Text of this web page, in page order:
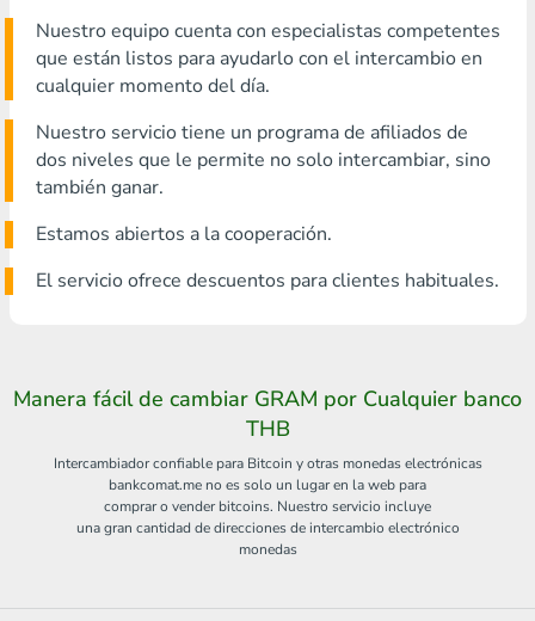
Nuestro equipo cuenta con especialistas competentes
que están listos para ayudarlo con el intercambio en
cualquier momento del día.
Nuestro servicio tiene un programa de afiliados de
dos niveles que le permite no solo intercambiar, sino
también ganar.
Estamos abiertos a la cooperación.
El servicio ofrece descuentos para clientes habituales.
Manera fácil de cambiar GRAM por Cualquier banco
THB
Intercambiador confiable para Bitcoin y otras monedas electrónicas
bankcomat.me no es solo un lugar en la web para
comprar o vender bitcoins. Nuestro servicio incluye
una gran cantidad de direcciones de intercambio electrónico
monedas